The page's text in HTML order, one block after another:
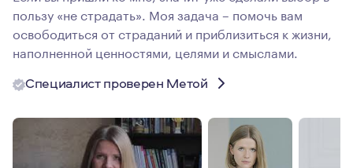
пользу «не страдать». Моя задача – помочь вам
освободиться от страданий и приблизиться к жизни,
наполненной ценностями, целями и смыслами.
Специалист проверен Метой